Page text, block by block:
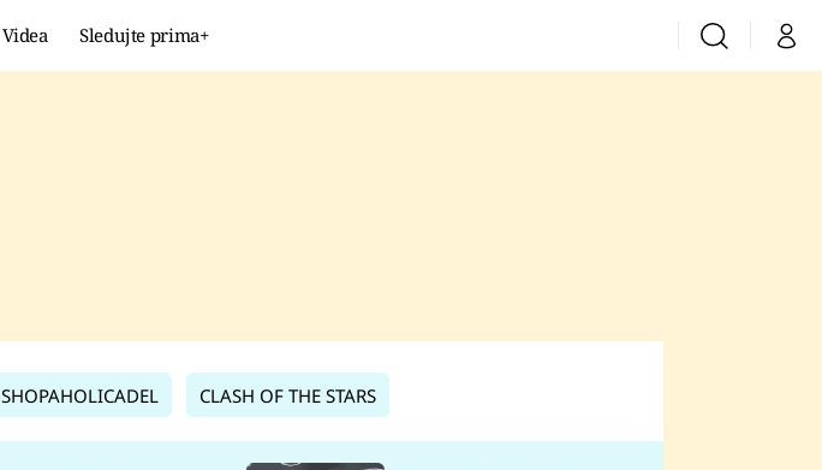
Videa Sledujte prima+ VyhledáváníMůj
Prima Lajk
SHOPAHOLICADEL CLASH OF THE STARS